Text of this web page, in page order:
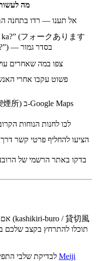
מה
אל תענו — רדו בתחנה
か？ / “יש לכם מזלג?”) — בסדר גמור
צפו במה שאחרים
פשוט עקבו אחרי
חפשו “kitsuenjo” (喫煙所) ב-Google Maps
לכו לחנות הנוחות
הציעו להחליף פרטי קשר
בדקו באתר הרשמי של
אם (kashikiri-buro / 貸切風
Meiji